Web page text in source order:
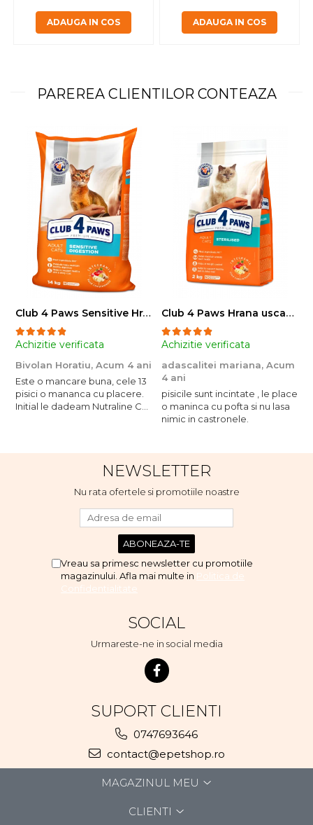
ADAUGA IN COS ADAUGA IN COS
PAREREA CLIENTILOR CONTEAZA
Club 4 Paws Sensitive Hrana uscata pisici adulte, 14kg
Achizitie verificata
Bivolan Horatiu, Acum 4 ani
Este o mancare buna, cele 13
pisici o mananca cu placere.
Initial le dadeam Nutraline Cat
evita, nu o mananca cu
placere. Eu sunt multumit si
Club 4 Paws Hrana uscata pisici sterilizate, 2kg
Achizitie verificata
adascalitei mariana, Acum
4 ani
pisicile sunt incintate , le place
o maninca cu pofta si nu lasa
nimic in castronele.
NEWSLETTER
Nu rata ofertele si promotiile noastre
Vreau sa primesc newsletter cu promotiile
magazinului. Afla mai multe in Politica de
Confidentialitate
SOCIAL
Urmareste-ne in social media
SUPORT CLIENTI
0747693646
contact@epetshop.ro
MAGAZINUL MEU
CLIENTI